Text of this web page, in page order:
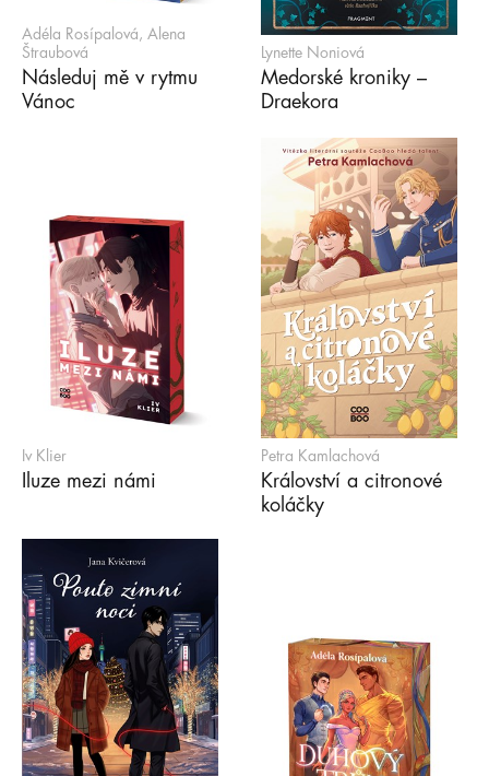
Adéla Rosípalová, Alena
Štraubová
Následuj mě v rytmu
Vánoc
Lynette Noniová
Medorské kroniky –
Draekora
Iv Klier
Iluze mezi námi
Petra Kamlachová
Království a citronové
koláčky